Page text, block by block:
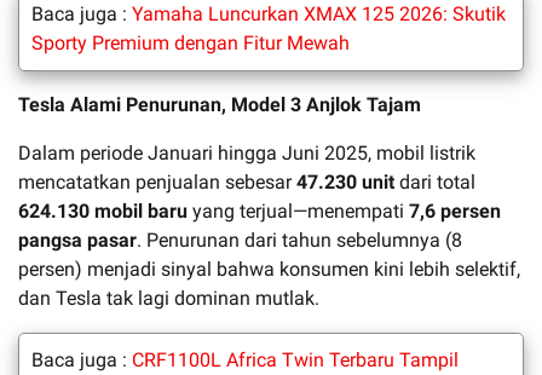
Baca juga : Yamaha Luncurkan XMAX 125 2026: Skutik
Sporty Premium dengan Fitur Mewah
Tesla Alami Penurunan, Model 3 Anjlok Tajam
Dalam periode Januari hingga Juni 2025, mobil listrik
mencatatkan penjualan sebesar47.230 unit dari total
624.130 mobil baru yang terjual—menempati 7,6 persen
pangsa pasar. Penurunan dari tahun sebelumnya (8
persen) menjadi sinyal bahwa konsumen kini lebih selektif,
dan Tesla tak lagi dominan mutlak.
Baca juga : CRF1100L Africa Twin Terbaru Tampil